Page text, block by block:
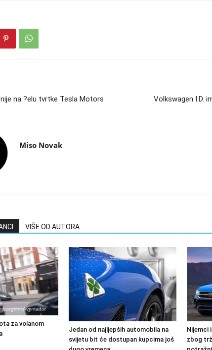
na ?elu tvrtke Tesla Motors Volkswagen I.D.
Miso Novak
VIŠE OD AUTORA
za volanom
Jedan od najljepših automobila na
svijetu bit će dostupan kupcima još
Nijemci
zbog